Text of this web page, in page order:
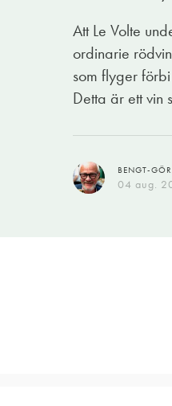
Att Le Volte
ordinarie
som flyger
Detta är ett vin
BENGT-
04 aug.
Pssst! Kan tilläggas att
tillbaka till den alldagliga